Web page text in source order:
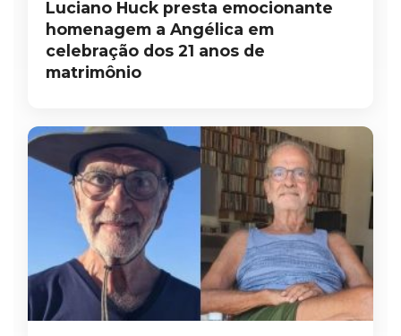
Luciano Huck presta emocionante
homenagem a Angélica em
celebração dos 21 anos de
matrimônio